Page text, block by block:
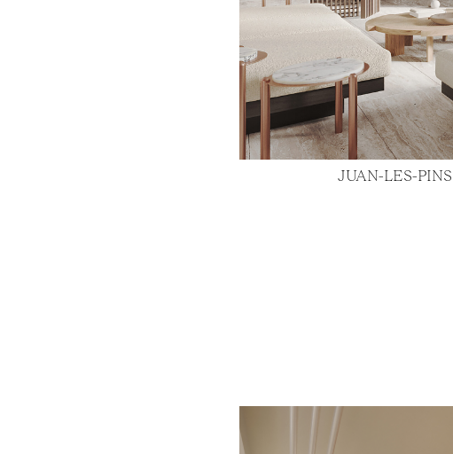
JUAN-LES-PINS